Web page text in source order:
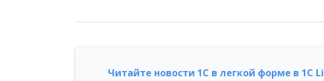
Читайте новости 1С в легкой форме в